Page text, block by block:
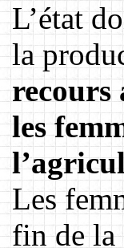
L’état
la
recours
les
Les
fin de la